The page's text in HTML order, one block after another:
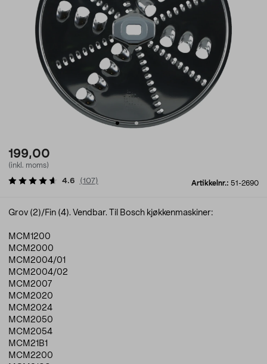
199,00
(inkl. moms)
Artikkelnr.: 51-2690
4.6 (107)
Grov (2)/Fin (4). Vendbar. Til Bosch kjøkkenmaskiner:
MCM1200
MCM2000
MCM2004/01
MCM2004/02
MCM2007
MCM2020
MCM2024
MCM2050
MCM2054
MCM21B1
MCM2200